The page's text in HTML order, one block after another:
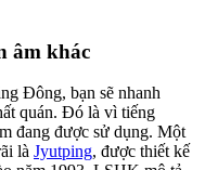
âm khác
Đông, bạn sẽ nhanh
quán. Đó là vì tiếng
đang được sử dụng. Một
là Jyutping, được thiết kế